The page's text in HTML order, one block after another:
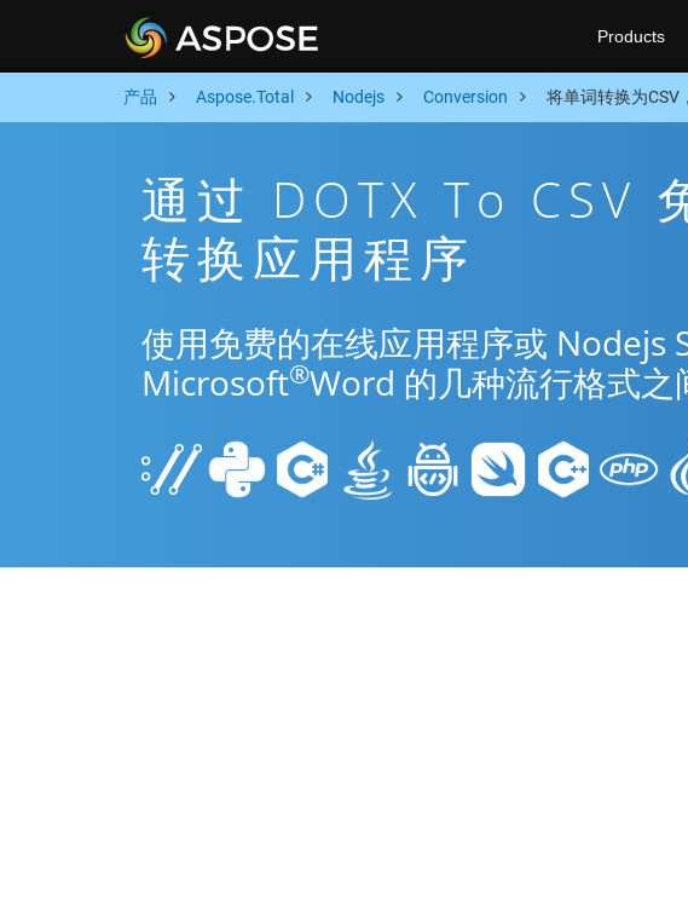
Products
产品 Aspose.Total Nodejs Conversion 将单词转换为CSV
通过 DOTX To CSV
转换应用程序
使用免费的在线应用程序或 Nodejs
Microsoft®Word 的几种流行格式之